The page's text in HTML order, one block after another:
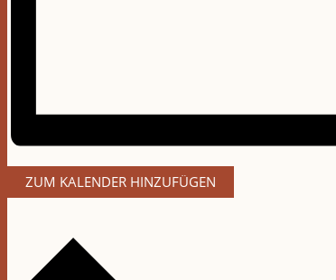
ZUM KALENDER HINZUFÜGEN